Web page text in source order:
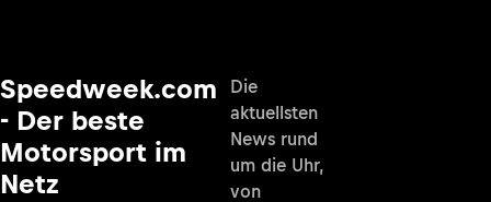
Speedweek.com
- Der beste
Motorsport im
Netz
Die
aktuellsten
News rund
um die Uhr,
von